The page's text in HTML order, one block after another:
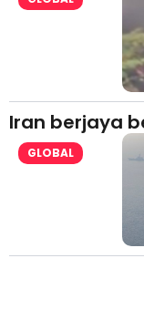
Iran berjaya
GLOBAL